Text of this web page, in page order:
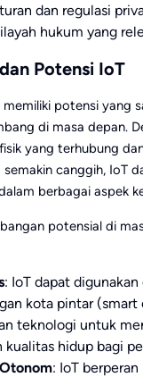
dan regulasi
hukum yang
Potensi IoT
potensi yang
di masa depan.
yang terhubung
canggih, IoT
berbagai aspek
potensial di
: IoT dapat digunakan
kota pintar
teknologi untuk
kualitas hidup bagi
: IoT